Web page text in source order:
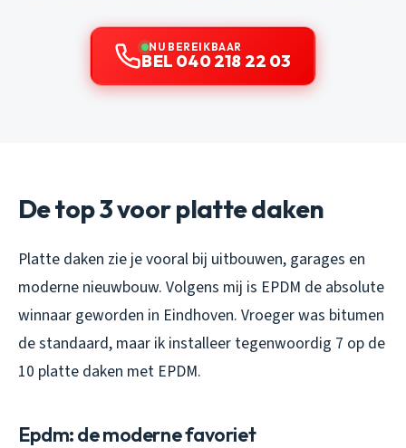
NU BEREIKBAAR
BEL 040 218 22 03
De top 3 voor platte daken
Platte daken zie je vooral bij uitbouwen, garages en
moderne nieuwbouw. Volgens mij is EPDM de absolute
winnaar geworden in Eindhoven. Vroeger was bitumen
de standaard, maar ik installeer tegenwoordig 7 op de
10 platte daken met EPDM.
Epdm: de moderne favoriet